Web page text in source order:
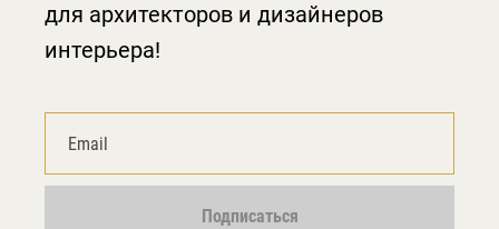
для архитекторов и дизайнеров
интерьера!
Подписаться